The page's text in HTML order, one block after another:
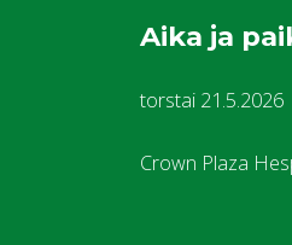
Aika ja
torstai 21.5.2026
Crown Plaza